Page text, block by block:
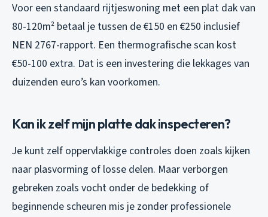
Voor een standaard rijtjeswoning met een plat dak van
80-120m² betaal je tussen de €150 en €250 inclusief
NEN 2767-rapport. Een thermografische scan kost
€50-100 extra. Dat is een investering die lekkages van
duizenden euro’s kan voorkomen.
Kan ik zelf mijn platte dak inspecteren?
Je kunt zelf oppervlakkige controles doen zoals kijken
naar plasvorming of losse delen. Maar verborgen
gebreken zoals vocht onder de bedekking of
beginnende scheuren mis je zonder professionele